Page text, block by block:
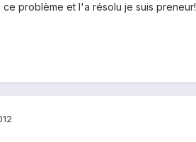
problème et l'a résolu je suis preneur!